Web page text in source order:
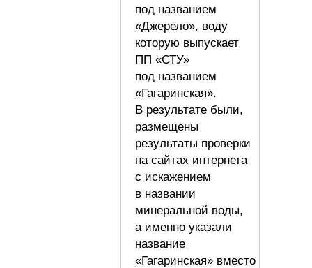
под названием
«Джерело», воду
которую выпускает
ПП «СТУ»
под названием
«Гагаринская».
В результате были,
размещены
результаты проверки
на сайтах интернета
с искажением
в названии
минеральной воды,
а именно указали
название
«Гагаринская» вместо